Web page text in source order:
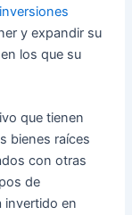
inversiones
y expandir su
los que su
que tienen
bienes raíces
con otras
de
invertido en